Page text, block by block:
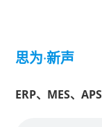
思为·新声
ERP、MES、